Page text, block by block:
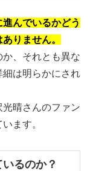
んでいるかどう
りません。
、それとも異な
細は明らかにされ
晴さんのファン
ます。
るのか？